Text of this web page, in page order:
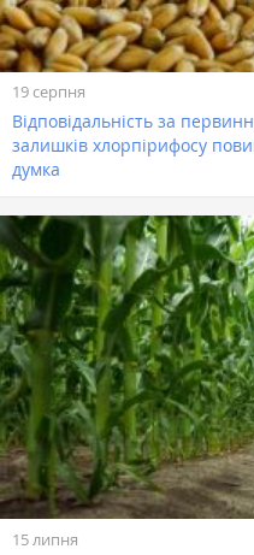
19 серпня
Відповідальність за
залишків хлорпірифосу
думка
15 липня